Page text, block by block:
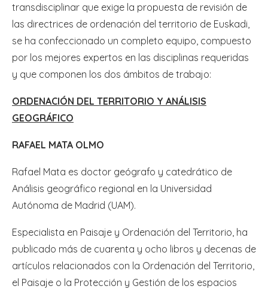
transdisciplinar que exige la propuesta de revisión de
las directrices de ordenación del territorio de Euskadi,
se ha confeccionado un completo equipo, compuesto
por los mejores expertos en las disciplinas requeridas
y que componen los dos ámbitos de trabajo:
ORDENACIÓN DEL TERRITORIO Y ANÁLISIS
GEOGRÁFICO
RAFAEL MATA OLMO
Rafael Mata es doctor geógrafo y catedrático de
Análisis geográfico regional en la Universidad
Autónoma de Madrid (UAM).
Especialista en Paisaje y Ordenación del Territorio, ha
publicado más de cuarenta y ocho libros y decenas de
artículos relacionados con la Ordenación del Territorio,
el Paisaje o la Protección y Gestión de los espacios